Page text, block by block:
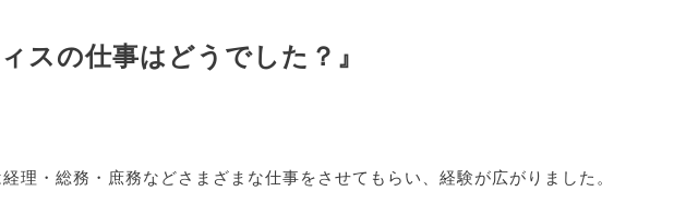
ィスの仕事はどうでした？』
経理・総務・庶務などさまざまな仕事をさせてもらい、経験が広がりました。